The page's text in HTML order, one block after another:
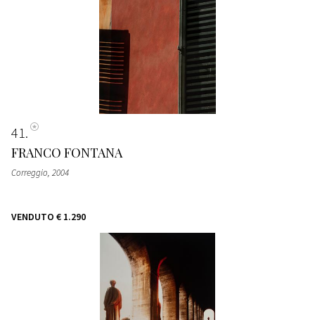
41
FRANCO FONTANA
Correggio, 2004
VENDUTO € 1.290